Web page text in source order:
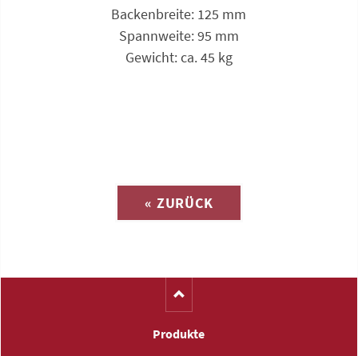
Backen­breite: 125 mm
Spannweite: 95 mm
Gewicht: ca. 45 kg
« ZURÜCK
Produkte